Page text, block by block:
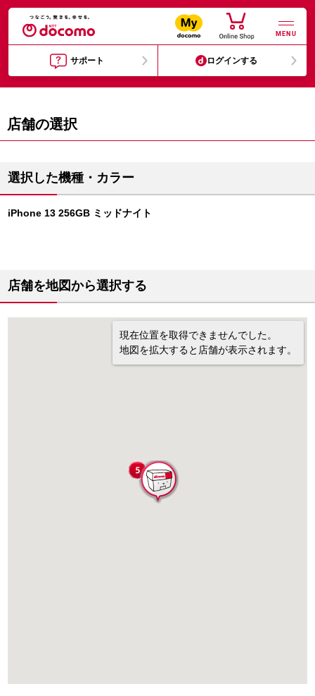
MENU
サポート ログインする
店舗の選択
選択した機種・カラー
iPhone 13 256GB ミッドナイト
店舗を地図から選択する
現在位置を取得できませんでした。
地図を拡大すると店舗が表示されます。